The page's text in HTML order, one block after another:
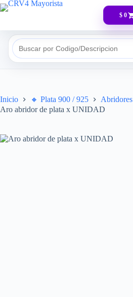
$ 0
Buscar por Codigo/Descripcion
Inicio 🔸​ Plata 900 / 925
Abridores
Aro abridor de plata x UNIDAD